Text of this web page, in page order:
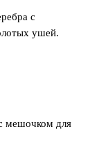
с
ушей.
мешочком для